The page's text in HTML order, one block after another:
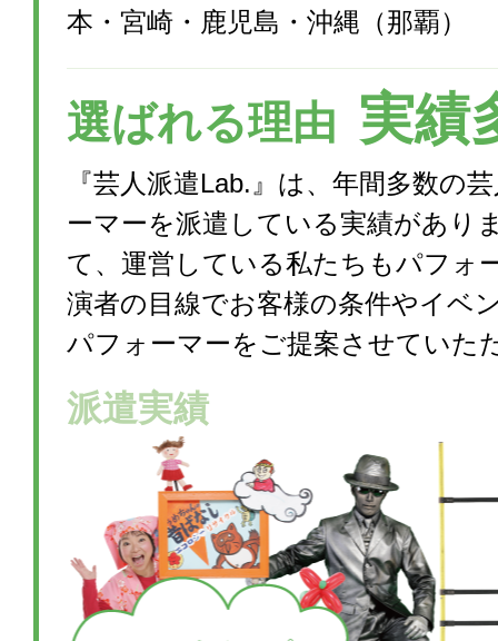
本・宮崎・鹿児島・沖縄（那覇）
選ばれる理由 実績
『芸人派遣Lab.』は、年間多数の
ーマーを派遣している実績があり
て、運営している私たちもパフォ
演者の目線でお客様の条件やイベ
パフォーマーをご提案させていた
派遣実績